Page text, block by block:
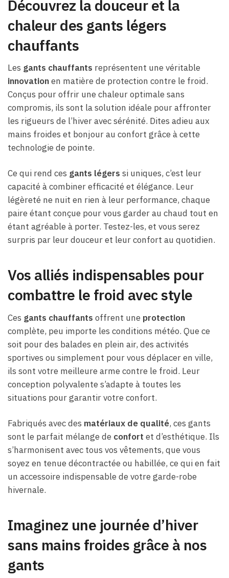
Découvrez la douceur et la
chaleur des gants légers
chauffants
Les gants chauffants représentent une véritable
innovationen matière de protection contre le froid.
Conçus pour offrir une chaleur optimale sans
compromis, ils sont la solution idéale pour affronter
les rigueurs de l’hiver avec sérénité. Dites adieu aux
mains froides et bonjour au confort grâce à cette
technologie de pointe.
Ce qui rend ces gants légers si uniques, c’est leur
capacité à combiner efficacité et élégance. Leur
légèreté ne nuit en rien à leur performance, chaque
paire étant conçue pour vous garder au chaud tout en
étant agréable à porter. Testez-les, et vous serez
surpris par leur douceur et leur confort au quotidien.
Vos alliés indispensables pour
combattre le froid avec style
Ces gants chauffants offrent une protection
complète, peu importe les conditions météo. Que ce
soit pour des balades en plein air, des activités
sportives ou simplement pour vous déplacer en ville,
ils sont votre meilleure arme contre le froid. Leur
conception polyvalente s’adapte à toutes les
situations pour garantir votre confort.
Fabriqués avec des matériaux de qualité, ces gants
sont le parfait mélange de confort et d’esthétique. Ils
s’harmonisent avec tous vos vêtements, que vous
soyez en tenue décontractée ou habillée, ce qui en fait
un accessoire indispensable de votre garde-robe
hivernale.
Imaginez une journée d’hiver
sans mains froides grâce à nos
gants